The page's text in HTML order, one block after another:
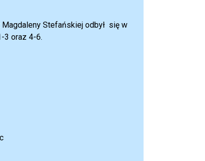
Stefańskiej odbył się w
3 oraz 4-6.